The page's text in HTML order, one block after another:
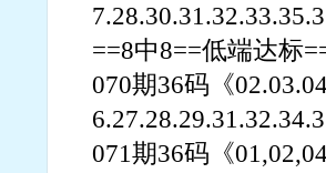
==8中8==低端达标
070期36码《
071期36码《